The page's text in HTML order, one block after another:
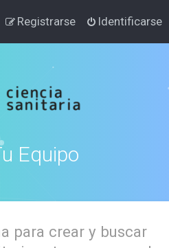
Identificarse
Registrarse
Equipo
para crear y buscar